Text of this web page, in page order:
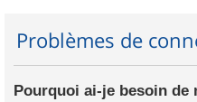
Problèmes de
Pourquoi ai-je besoin de